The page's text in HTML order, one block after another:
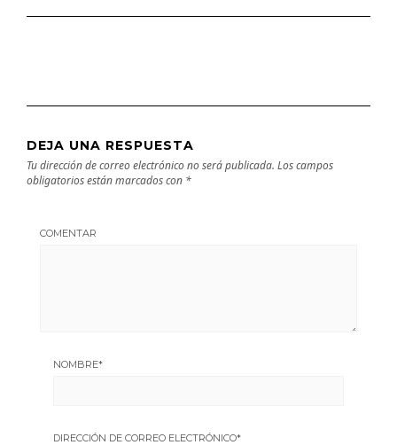
DEJA UNA RESPUESTA
Tu dirección de correo electrónico no será publicada. Los campos
obligatorios están marcados con *
COMENTAR
NOMBRE*
DIRECCIÓN DE CORREO ELECTRÓNICO*